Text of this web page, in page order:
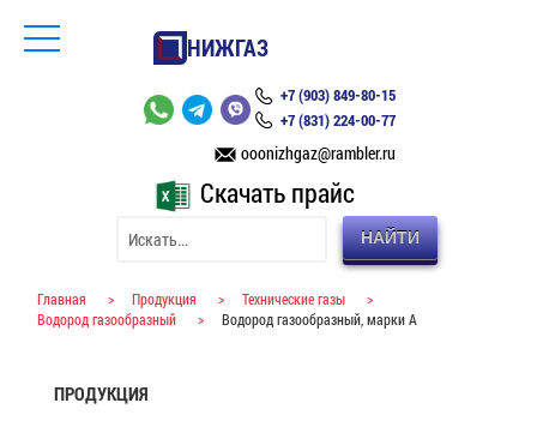
НИЖГАЗ
+7 (903) 849-80-15
+7 (831) 224-00-77
ooonizhgaz@rambler.ru
Скачать прайс
НАЙТИ
Главная > Продукция > Технические газы
>
Водород газообразный
> Водород газообразный, марки А
ПРОДУКЦИЯ